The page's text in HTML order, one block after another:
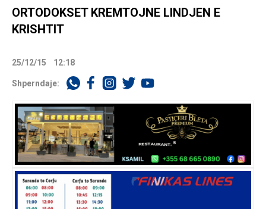
ORTODOKSET KREMTOJNE LINDJEN E
KRISHTIT
25/12/15 12:18
Shperndaje: